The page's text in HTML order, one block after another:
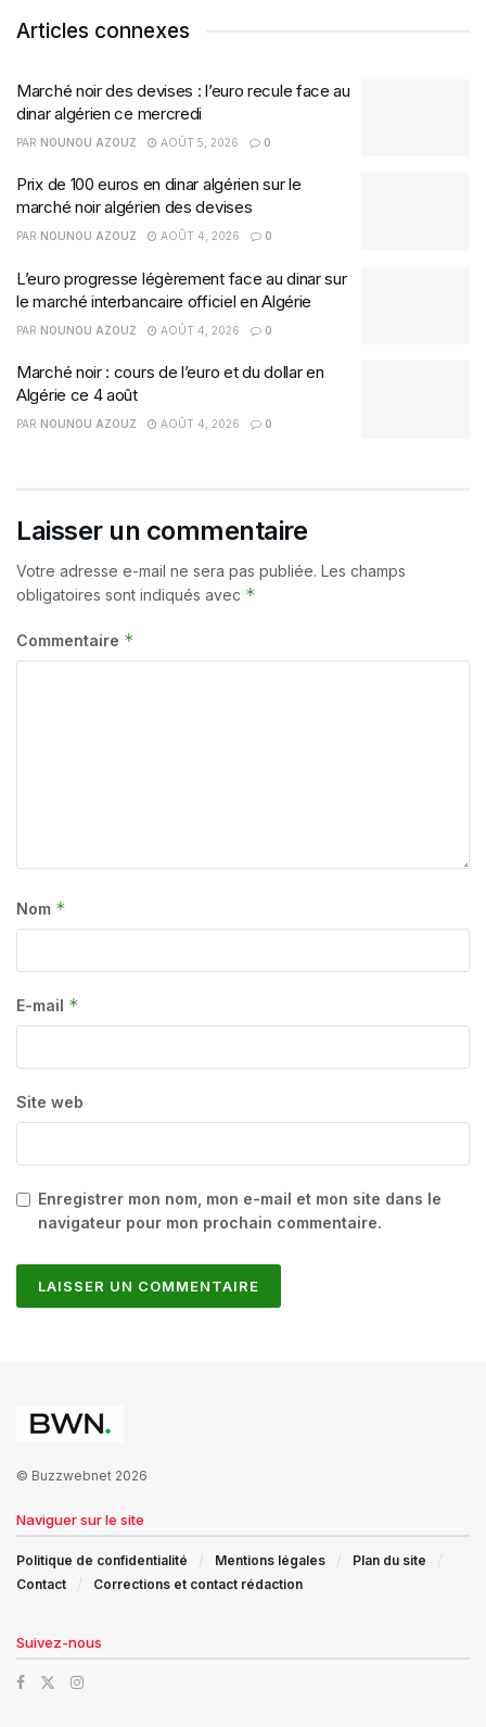
Articles connexes
Marché noir des devises : l’euro recule face au
dinar algérien ce mercredi
PAR NOUNOU AZOUZ AOÛT 5, 2026 0
Prix de 100 euros en dinar algérien sur le
marché noir algérien des devises
PAR NOUNOU AZOUZ AOÛT 4, 2026 0
L’euro progresse légèrement face au dinar sur
le marché interbancaire officiel en Algérie
PAR NOUNOU AZOUZ AOÛT 4, 2026 0
Marché noir : cours de l’euro et du dollar en
Algérie ce 4 août
PAR NOUNOU AZOUZ AOÛT 4, 2026 0
Laisser un commentaire
Votre adresse e-mail ne sera pas publiée. Les champs
obligatoires sont indiqués avec *
Commentaire *
Nom *
E-mail *
Site web
Enregistrer mon nom, mon e-mail et mon site dans le
navigateur pour mon prochain commentaire.
© Buzzwebnet 2026
Naviguer sur le site
Politique de confidentialité Mentions légales
Plan du site
Contact
Corrections et contact rédaction
Suivez-nous